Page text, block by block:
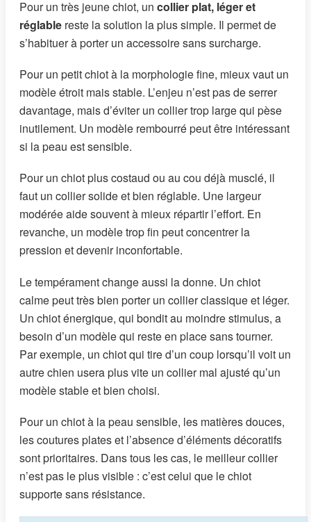
Pour un très jeune chiot, un collier plat, léger et
réglable reste la solution la plus simple. Il permet de
s’habituer à porter un accessoire sans surcharge.
Pour un petit chiot à la morphologie fine, mieux vaut un
modèle étroit mais stable. L’enjeu n’est pas de serrer
davantage, mais d’éviter un collier trop large qui pèse
inutilement. Un modèle rembourré peut être intéressant
si la peau est sensible.
Pour un chiot plus costaud ou au cou déjà musclé, il
faut un collier solide et bien réglable. Une largeur
modérée aide souvent à mieux répartir l’effort. En
revanche, un modèle trop fin peut concentrer la
pression et devenir inconfortable.
Le tempérament change aussi la donne. Un chiot
calme peut très bien porter un collier classique et léger.
Un chiot énergique, qui bondit au moindre stimulus, a
besoin d’un modèle qui reste en place sans tourner.
Par exemple, un chiot qui tire d’un coup lorsqu’il voit un
autre chien usera plus vite un collier mal ajusté qu’un
modèle stable et bien choisi.
Pour un chiot à la peau sensible, les matières douces,
les coutures plates et l’absence d’éléments décoratifs
sont prioritaires. Dans tous les cas, le meilleur collier
n’est pas le plus visible : c’est celui que le chiot
supporte sans résistance.